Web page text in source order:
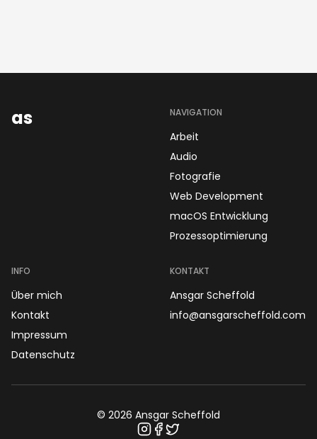
as NAVIGATION
Arbeit
Audio
Fotografie
Web Development
macOS Entwicklung
Prozessoptimierung
INFO
Über mich
Kontakt
Impressum
Datenschutz
KONTAKT
Ansgar Scheffold
info@ansgarscheffold.com
© 2026 Ansgar Scheffold